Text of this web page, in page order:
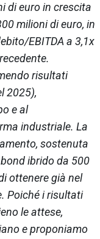
di euro in crescita
milioni di euro, in
EBITDA a 3,1x
risultati
2025),
e al
industriale. La
sostenuta
ibrido da 500
ottenere già nel
Poiché i risultati
le attese,
e proponiamo